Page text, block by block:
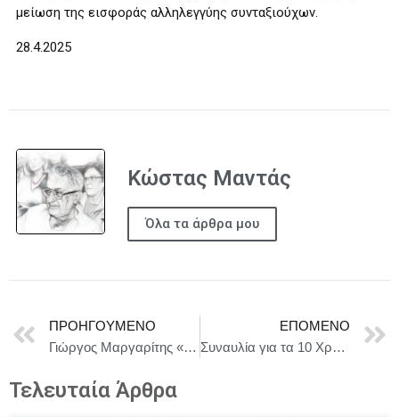
μείωση της εισφοράς αλληλεγγύης συνταξιούχων.
28.4.2025
Κώστας Μαντάς
Όλα τα άρθρα μου
ΠΡΟΗΓΟΎΜΕΝΟ
Γιώργος Μαργαρίτης «Μιλάει η Καρδιά» στο Λυκαβηττό
ΕΠΌΜΕΝΟ
Συναυλία για τα 10 Χρόνια της Χορωδίας String Theory – 24 & 25 Μαίου, Μέγαρο Μουσικής Αθηνών
Τελευταία Άρθρα